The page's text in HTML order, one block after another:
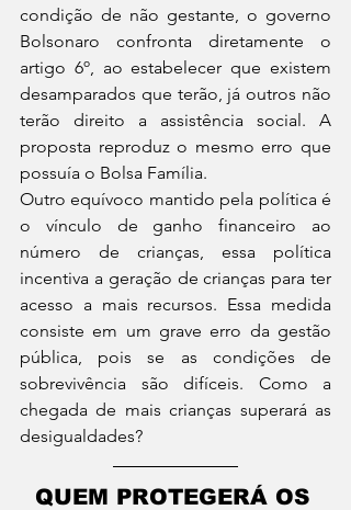
condição de não gestante, o governo
Bolsonaro confronta diretamente o
artigo 6º, ao estabelecer que existem
desamparados que terão, já outros não
terão direito a assistência social. A
proposta reproduz o mesmo erro que
possuía o Bolsa Família.
Outro equívoco mantido pela política é
o vínculo de ganho financeiro ao
número de crianças, essa política
incentiva a geração de crianças para ter
acesso a mais recursos. Essa medida
consiste em um grave erro da gestão
pública, pois se as condições de
sobrevivência são difíceis. Como a
chegada de mais crianças superará as
desigualdades?
QUEM PROTEGERÁ OS